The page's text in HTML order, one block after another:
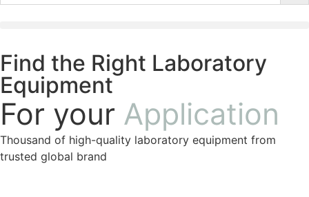
Find the Right Laboratory
Equipment
For your Application
Thousand of high-quality laboratory equipment from
trusted global brand